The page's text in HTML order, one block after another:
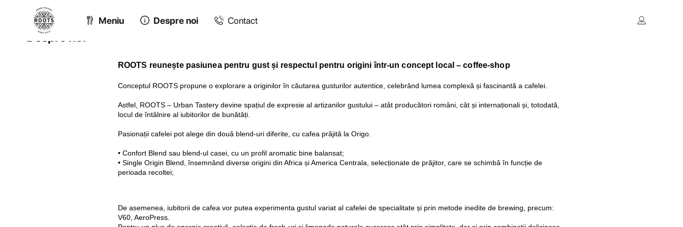
Meniu Despre noi Contact
Despre noi
ROOTS reunește pasiunea pentru gust și respectul pentru origini într-un concept local – coffee-shop
Conceptul ROOTS propune o explorare a originilor în căutarea gusturilor autentice, celebrând lumea complexă și fascinantă a cafelei.
Astfel, ROOTS – Urban Tastery devine spațiul de expresie al artizanilor gustului – atât producători români, cât și internaționali și, totodată,
locul de întâlnire al iubitorilor de bunătăți.
Pasionații cafelei pot alege din două blend-uri diferite, cu cafea prăjită la Origo.
• Confort Blend sau blend-ul casei, cu un profil aromatic bine balansat;
• Single Origin Blend, însemnând diverse origini din Africa și America Centrala, selecționate de prăjitor, care se schimbă în funcție de
perioada recoltei;
De asemenea, iubitorii de cafea vor putea experimenta gustul variat al cafelei de specialitate și prin metode inedite de brewing, precum:
V60, AeroPress.